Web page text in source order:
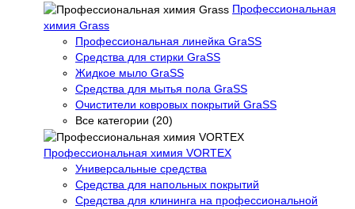
Профессиональная
химия Grass
Профессиональная линейка GraSS
Средства для стирки GraSS
Жидкое мыло GraSS
Средства для мытья пола GraSS
Очистители ковровых покрытий GraSS
Все категории (20)
Профессиональная химия VORTEX
Универсальные средства
Средства для напольных покрытий
Средства для клининга на профессиональной